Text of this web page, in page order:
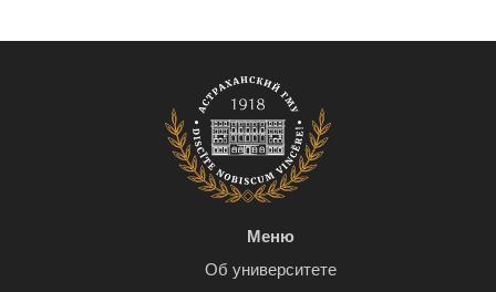
Меню
Об университете